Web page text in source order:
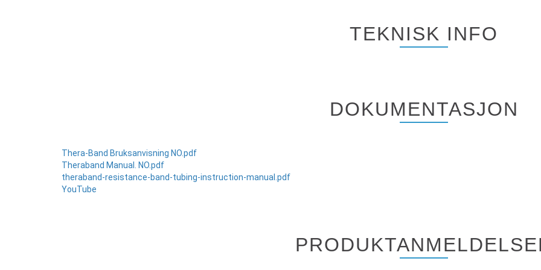
TEKNISK INFO
DOKUMENTASJON
Thera-Band Bruksanvisning NO.pdf
Theraband Manual. NO.pdf
theraband-resistance-band-tubing-instruction-manual.pdf
YouTube